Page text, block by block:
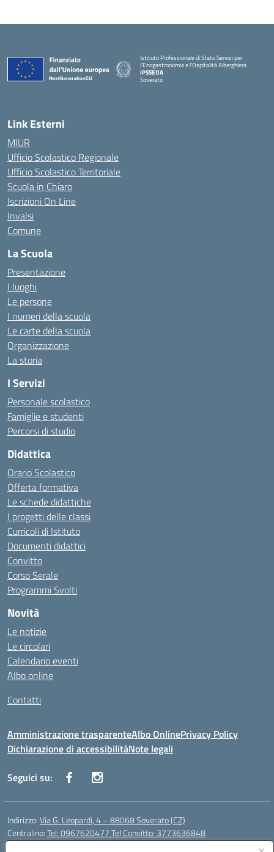
Istituto Professionale di Stato Servizi per
l'Enogastronomia e l'Ospitalità Alberghiera
IPSSEOA
Soverato
Link Esterni
MIUR
Ufficio Scolastico Regionale
Ufficio Scolastico Territoriale
Scuola in Chiaro
Iscrizioni On Line
Invalsi
Comune
La Scuola
Presentazione
I luoghi
Le persone
I numeri della scuola
Le carte della scuola
Organizzazione
La storia
I Servizi
Personale scolastico
Famiglie e studenti
Percorsi di studio
Didattica
Orario Scolastico
Offerta formativa
Le schede didattiche
I progetti delle classi
Curricoli di Istituto
Documenti didattici
Convitto
Corso Serale
Programmi Svolti
Novità
Le notizie
Le circolari
Calendario eventi
Albo online
Contatti
Amministrazione trasparenteAlbo OnlinePrivacy Policy
Dichiarazione di accessibilitàNote legali
Seguici su:
Indirizzo:Via G. Leopardi, 4 – 88068 Soverato (CZ)
Centralino:Tel: 0967620477 Tel Convitto: 3773636848
Email: